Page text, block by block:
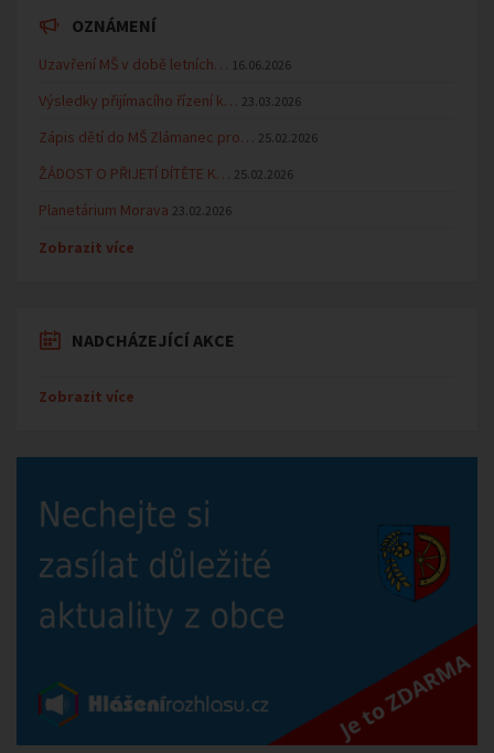
OZNÁMENÍ
Uzavření MŠ v době letních… 16.06.2026
Výsledky přijímacího řízení k… 23.03.2026
Zápis dětí do MŠ Zlámanec pro… 25.02.2026
ŽÁDOST O PŘIJETÍ DÍTĚTE K… 25.02.2026
Planetárium Morava 23.02.2026
Zobrazit více
NADCHÁZEJÍCÍ AKCE
Zobrazit více